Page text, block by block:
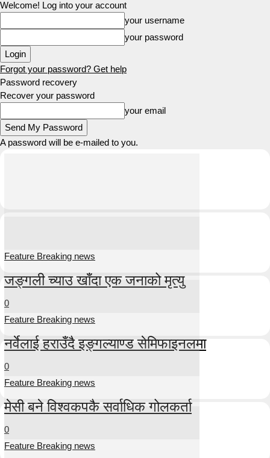
Welcome! Log into your account
your username
your password
Forgot your password? Get help
Password recovery
Recover your password
your email
A password will be e-mailed to you.
Feature Breaking news
जङ्गली च्याउ खाँदा एक जनाको मृत्यु
0
Feature Breaking news
नर्वेलाई हराउँदै इङ्गल्याण्ड सेमिफाइनलमा
0
Feature Breaking news
मेसी बने विश्वकपकै सर्वाधिक गोलकर्ता
0
Feature Breaking news